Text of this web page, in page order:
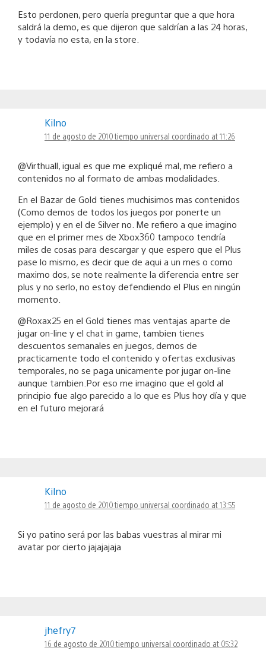
Esto perdonen, pero quería preguntar que a que hora
saldrá la demo, es que dijeron que saldrían a las 24 horas,
y todavía no esta, en la store.
Kilno
11 de agosto de 2010 tiempo universal coordinado at 11:26
@Virthuall, igual es que me expliqué mal, me refiero a
contenidos no al formato de ambas modalidades.
En el Bazar de Gold tienes muchisimos mas contenidos
(Como demos de todos los juegos por ponerte un
ejemplo) y en el de Silver no. Me refiero a que imagino
que en el primer mes de Xbox360 tampoco tendría
miles de cosas para descargar y que espero que el Plus
pase lo mismo, es decir que de aqui a un mes o como
maximo dos, se note realmente la diferencia entre ser
plus y no serlo, no estoy defendiendo el Plus en ningún
momento.
@Roxax25 en el Gold tienes mas ventajas aparte de
jugar on-line y el chat in game, tambien tienes
descuentos semanales en juegos, demos de
practicamente todo el contenido y ofertas exclusivas
temporales, no se paga unicamente por jugar on-line
aunque tambien.Por eso me imagino que el gold al
principio fue algo parecido a lo que es Plus hoy día y que
en el futuro mejorará
Kilno
11 de agosto de 2010 tiempo universal coordinado at 13:55
Si yo patino será por las babas vuestras al mirar mi
avatar por cierto jajajajaja
jhefry7
16 de agosto de 2010 tiempo universal coordinado at 05:32